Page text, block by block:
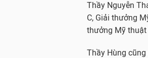
Thầy Nguyễn
C, Giải thưởng
thưởng Mỹ
Thầy Hùng